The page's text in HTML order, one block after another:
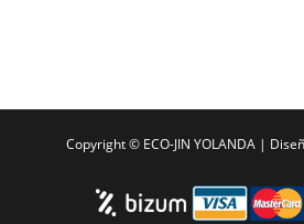
Copyright © ECO-JIN YOLANDA|